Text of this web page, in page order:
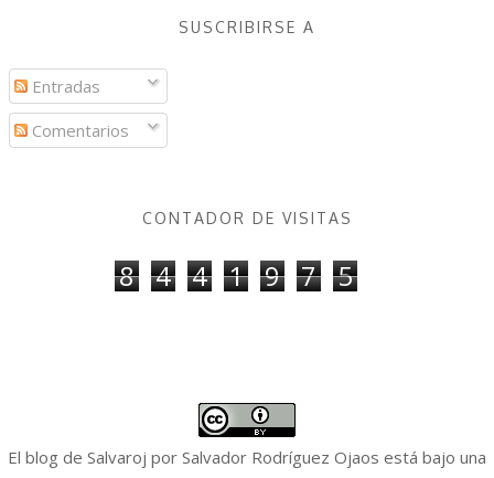
SUSCRIBIRSE A
Entradas
Comentarios
CONTADOR DE VISITAS
8 4 4 1 9 7 5
El blog de Salvaroj por Salvador Rodríguez Ojaos está bajo una